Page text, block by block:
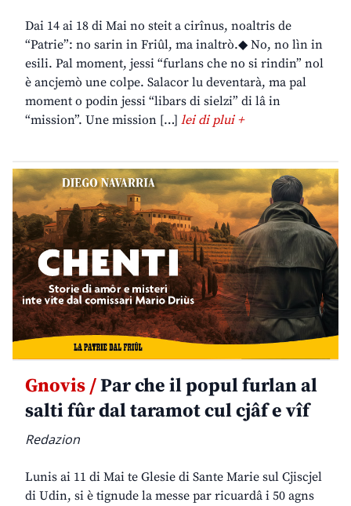
Dai 14 ai 18 di Mai no steit a cirînus, noaltris de
“Patrie”: no sarin in Friûl, ma inaltrò.◆ No, no lìn in
esili. Pal moment, jessi “furlans che no si rindin” nol
è ancjemò une colpe. Salacor lu deventarà, ma pal
moment o podin jessi “libars di sielzi” di lâ in
“mission”. Une mission […] lei di plui +
Gnovis /Par che il popul furlan al
salti fûr dal taramot cul cjâf e vîf
Redazion
Lunis ai 11 di Mai te Glesie di Sante Marie sul Cjiscjel
di Udin, si è tignude la messe par ricuardâ i 50 agns